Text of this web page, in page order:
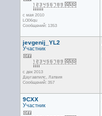
с мая 2010
LO06qu
Сообщений: 1353
jevgenij_YL2
Участник
с дек 2013
Даугавпилс, Латвия
Сообщений: 357
9CXX
Участник